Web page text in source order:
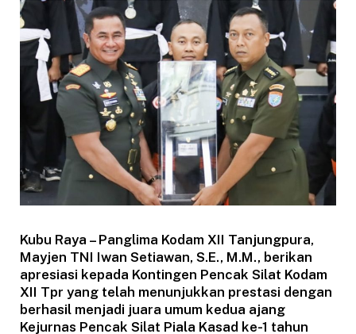
Kubu Raya – Panglima Kodam XII Tanjungpura,
Mayjen TNI Iwan Setiawan, S.E., M.M., berikan
apresiasi kepada Kontingen Pencak Silat Kodam
XII Tpr yang telah menunjukkan prestasi dengan
berhasil menjadi juara umum kedua ajang
Kejurnas Pencak Silat Piala Kasad ke-1 tahun